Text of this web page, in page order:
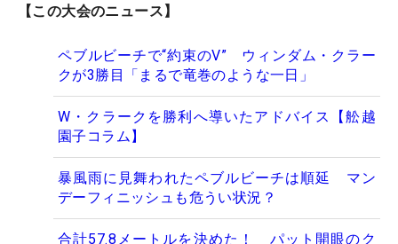
【この大会のニュース】
ペブルビーチで“約束のV” ウィンダム・クラー
クが3勝目「まるで竜巻のような一日」
W・クラークを勝利へ導いたアドバイス【舩越
園子コラム】
暴風雨に見舞われたペブルビーチは順延 マン
デーフィニッシュも危うい状況？
合計57.8メートルを決めた！ パット開眼のク